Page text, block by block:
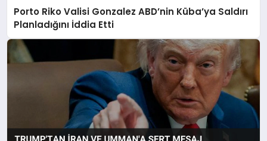
Porto Riko Valisi Gonzalez ABD’nin Küba’ya Saldırı
Planladığını İddia Etti